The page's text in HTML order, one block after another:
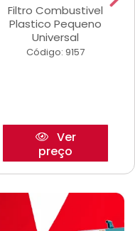
Filtro Combustivel
Plastico Pequeno
Universal
Código: 9157
Ver
preço